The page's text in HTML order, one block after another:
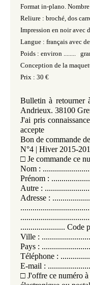
Format in-plano.
Reliure : broché, dos
Impression en noir avec
Langue : français avec
Poids : environ ........
Conception de la
Prix : 30 €
Bulletin à retourner
Andrieux. 38100
J'ai pris
accepte
Bon de commande
N°4 | Hiver 2015-
□ Je commande ce
Nom :
Prénom :
Autre :
Adresse :
...................... Code
Ville :
Pays :
Téléphone :
E-mail :
□ J'offre ce numéro